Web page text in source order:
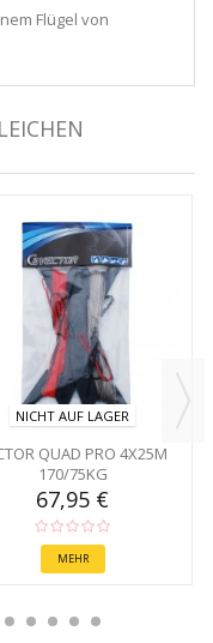
Flügel von
NICHT AUF LAGER
QUAD PRO 4X25M
170/75KG
67,95 €
MEHR